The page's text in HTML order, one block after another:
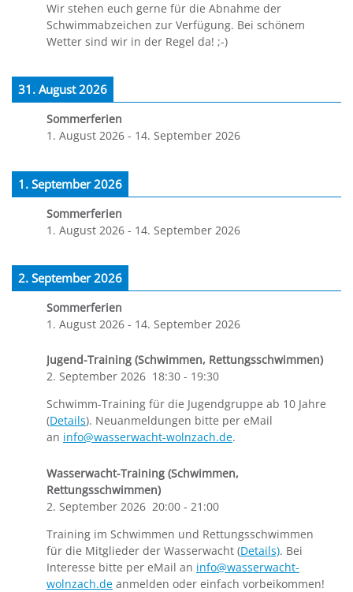
Wir stehen euch gerne für die Abnahme der
Schwimmabzeichen zur Verfügung. Bei schönem
Wetter sind wir in der Regel da! ;-)
31. August 2026
Sommerferien
1. August 2026 - 14. September 2026
1. September 2026
Sommerferien
1. August 2026 - 14. September 2026
2. September 2026
Sommerferien
1. August 2026 - 14. September 2026
Jugend-Training (Schwimmen, Rettungsschwimmen)
2. September 2026 18:30 - 19:30
Schwimm-Training für die Jugendgruppe ab 10 Jahre
(Details). Neuanmeldungen bitte per eMail
an info@wasserwacht-wolnzach.de.
Wasserwacht-Training (Schwimmen,
Rettungsschwimmen)
2. September 2026 20:00 - 21:00
Training im Schwimmen und Rettungsschwimmen
für die Mitglieder der Wasserwacht (Details). Bei
Interesse bitte per eMail an info@wasserwacht-
wolnzach.de anmelden oder einfach vorbeikommen!